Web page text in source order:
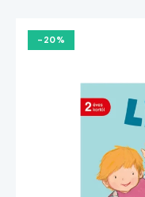
-20%